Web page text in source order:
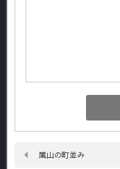
嵐山の町並み